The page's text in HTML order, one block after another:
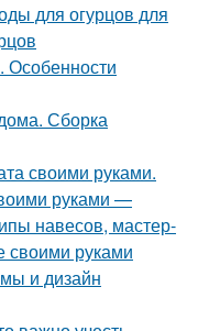
для огурцов для
Особенности
Сборка
своими руками.
руками —
навесов, мастер-
своими руками
и дизайн